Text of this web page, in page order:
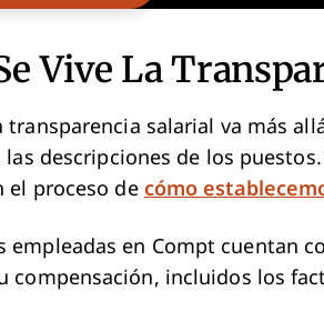
Vive La
transparencia salarial va más
las descripciones de los
el proceso de cómo
empleadas en Compt cuentan
compensación, incluidos los